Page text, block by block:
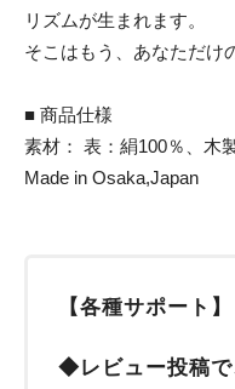
リズムが生まれます。
そこはもう、あなただけ
■ 商品仕様
素材： 表：絹100％、木
Made in Osaka,Japan
【各種サポート】
◆レビュー投稿で